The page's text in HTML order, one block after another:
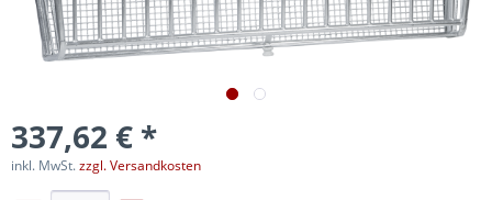
337,62 € *
inkl. MwSt.zzgl. Versandkosten